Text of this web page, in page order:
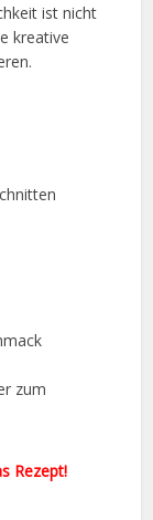
ist nicht
kreative
zum
Rezept!